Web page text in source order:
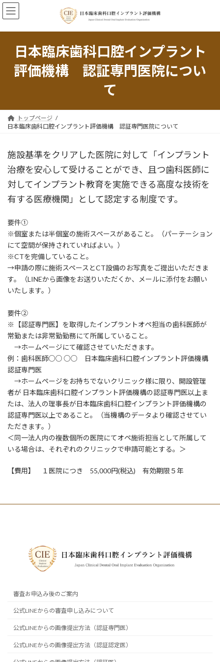
コ
ン
ン
ナ
ビ
ー
日本臨床歯科口腔インプラント
評価機構 認証専門医院につい
て
トップページ
日本臨床歯科口腔インプラント評価機構 認証専門医院について
施設基準をクリアした医院に対して「インプラント
治療を安心して受けることができ、且つ歯科医師に
対してインプラント教育を実施できる高度な技術を
有する医療機関」として認定する制度です。
要件①
※個室または半個室の施術スペースがあること。（パーテーション
にて空間が保持されていればよい。）
※CTを完備していること。
→申請の際に施術スペースとCT設備のお写真をご提出いただきま
す。（LINEから画像をお送りいただくか、メールに添付をお願い
いたします。）
要件②
※【認証専門医】を取得したインプラントオペ担当の歯科医師が
常勤または非常勤勤務にて所属していること。
→ホームページにて確認させていただきます。
例：歯科医師○○ ○○ 日本臨床歯科口腔インプラント評価機構
認証専門医
→ホームページをお持ちでないクリニック様に限り、開設管理
者が 日本臨床歯科口腔インプラント評価機構の認証専門医以上ま
たは、法人の理事長が日本臨床歯科口腔インプラント評価機構の
認証専門医以上であること。（当機構のデータより確認させてい
ただきます。）
＜同一法人内の複数個所の医院にてオペ施術担当として所属して
いる場合は、それぞれのクリニックで申請可能とする。＞
【費用】 １医院につき 55,000円(税込) 有効期限５年
審査お申込み後のご案内
公式LINEからの審査申し込みについて
公式LINEからの画像提出方法（認証専門医）
公式LINEからの画像提出方法（認証認定医）